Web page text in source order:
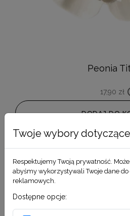
Peonia
17,90 zł
DODAJ DO
Twoje wybory
Respektujemy Twoją prywatność.
abyśmy wykorzystywali Twoje dane
reklamowych.
Dostępne opcje: